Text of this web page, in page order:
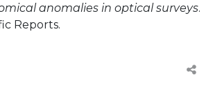
anomalies in optical surveys.
Reports.